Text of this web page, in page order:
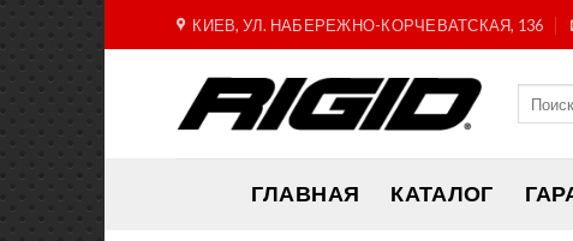
to
КИЕВ, УЛ. НАБЕРЕЖНО-КОРЧЕВАТСКАЯ, 136
ГЛАВНАЯ КАТАЛОГ